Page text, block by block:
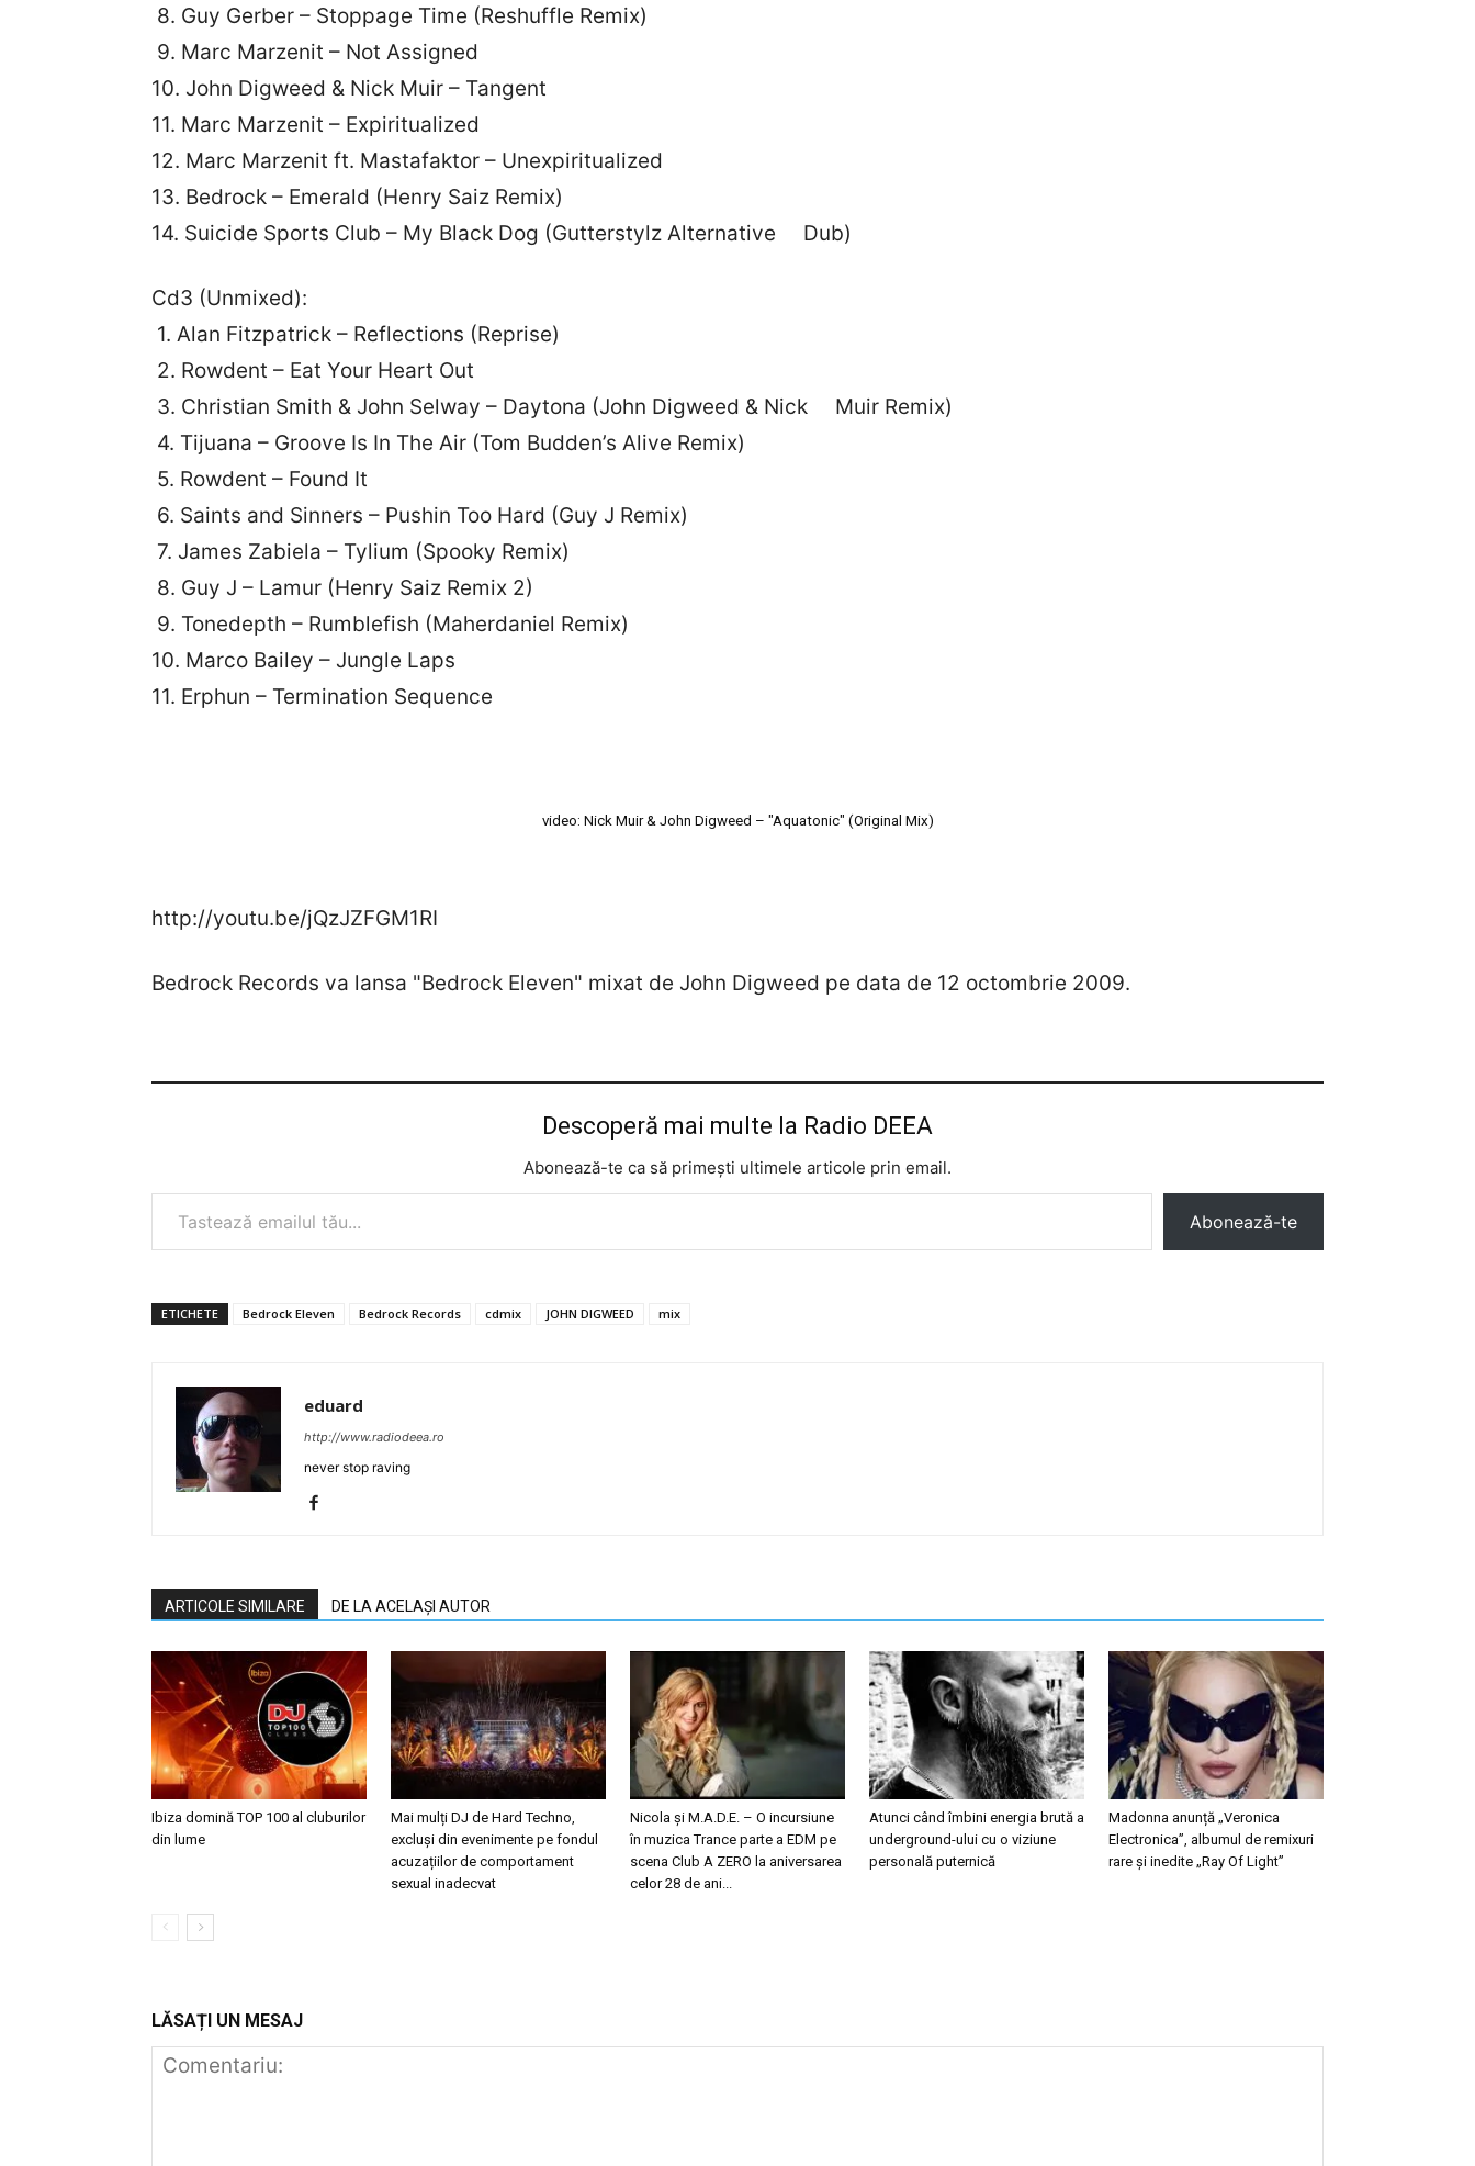
8. Guy Gerber – Stoppage Time (Reshuffle Remix)
9. Marc Marzenit – Not Assigned
10. John Digweed & Nick Muir – Tangent
11. Marc Marzenit – Expiritualized
12. Marc Marzenit ft. Mastafaktor – Unexpiritualized
13. Bedrock – Emerald (Henry Saiz Remix)
14. Suicide Sports Club – My Black Dog (Gutterstylz Alternative Dub)
Cd3 (Unmixed):
1. Alan Fitzpatrick – Reflections (Reprise)
2. Rowdent – Eat Your Heart Out
3. Christian Smith & John Selway – Daytona (John Digweed & Nick Muir Remix)
4. Tijuana – Groove Is In The Air (Tom Budden’s Alive Remix)
5. Rowdent – Found It
6. Saints and Sinners – Pushin Too Hard (Guy J Remix)
7. James Zabiela – Tylium (Spooky Remix)
8. Guy J – Lamur (Henry Saiz Remix 2)
9. Tonedepth – Rumblefish (Maherdaniel Remix)
10. Marco Bailey – Jungle Laps
11. Erphun – Termination Sequence
video: Nick Muir & John Digweed – "Aquatonic" (Original Mix)
http://youtu.be/jQzJZFGM1RI
Bedrock Records va lansa "Bedrock Eleven" mixat de John Digweed pe data de 12 octombrie 2009.
Descoperă mai multe la Radio DEEA
Abonează-te ca să primești ultimele articole prin email.
Tastează emailul tău...
Abonează-te
ETICHETE Bedrock Eleven Bedrock Records cdmix JOHN DIGWEED mix
eduard
http://www.radiodeea.ro
never stop raving
ARTICOLE SIMILARE DE LA ACELAȘI AUTOR
Ibiza domină TOP 100 al cluburilor
din lume
Mai mulți DJ de Hard Techno,
excluși din evenimente pe fondul
acuzațiilor de comportament
sexual inadecvat
Nicola și M.A.D.E. – O incursiune
în muzica Trance parte a EDM pe
scena Club A ZERO la aniversarea
celor 28 de ani...
Atunci când îmbini energia brută a
underground-ului cu o viziune
personală puternică
Madonna anunță „Veronica
Electronica”, albumul de remixuri
rare și inedite „Ray Of Light”
LĂSAȚI UN MESAJ